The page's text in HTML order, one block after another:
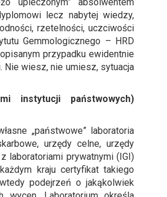
lecz nabytej wiedzy,
rzetelności, uczciwości
Gemmologicznego – HRD
przypadku ewidentnie
Nie wiesz, nie umiesz, sytuacja
instytucji państwowych)
„państwowe” laboratoria
urzędy celne, urzędy
laboratoriami prywatnymi (IGI)
kraju certyfikat takiego
podejrzeń o jakąkolwiek